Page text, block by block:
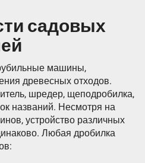
садовых
машины,
древесных отходов.
шредер, щеподробилка,
названий. Несмотря на
устройство различных
Любая дробилка